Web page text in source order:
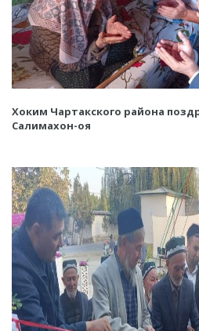
Хоким Чартакского района
Салимахон-оя